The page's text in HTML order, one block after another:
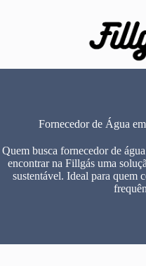
Fornecedor de Água
Quem busca fornecedor de
encontrar na Fillgás uma
sustentável. Ideal para quem